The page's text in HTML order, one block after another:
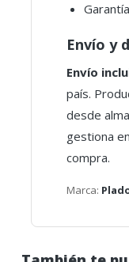
Envío y
Envío
país.
desde
gestiona
compra.
Marca: